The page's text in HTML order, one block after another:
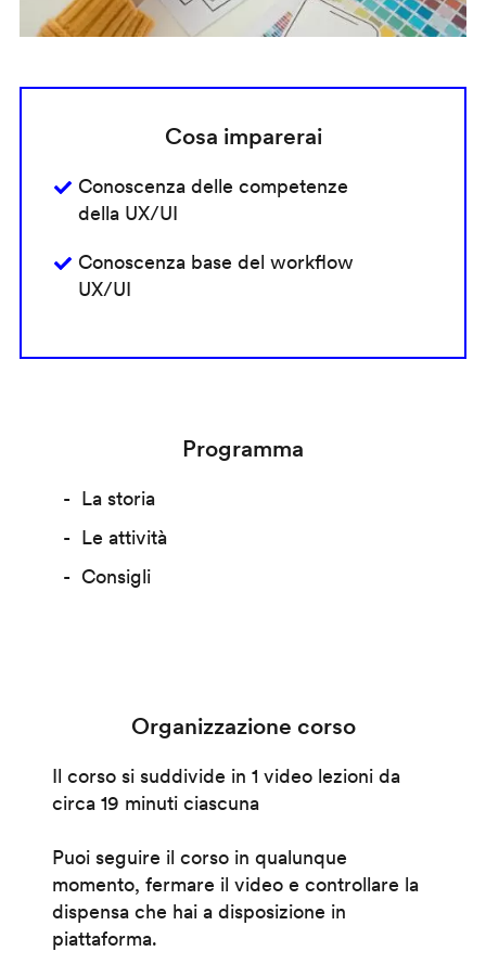
Cosa imparerai
Conoscenza delle competenze
della UX/UI
Conoscenza base del workflow
UX/UI
Programma
La storia
Le attività
Consigli
Organizzazione corso
Il corso si suddivide in 1 video lezioni da
circa 19 minuti ciascuna
Puoi seguire il corso in qualunque
momento, fermare il video e controllare la
dispensa che hai a disposizione in
piattaforma.